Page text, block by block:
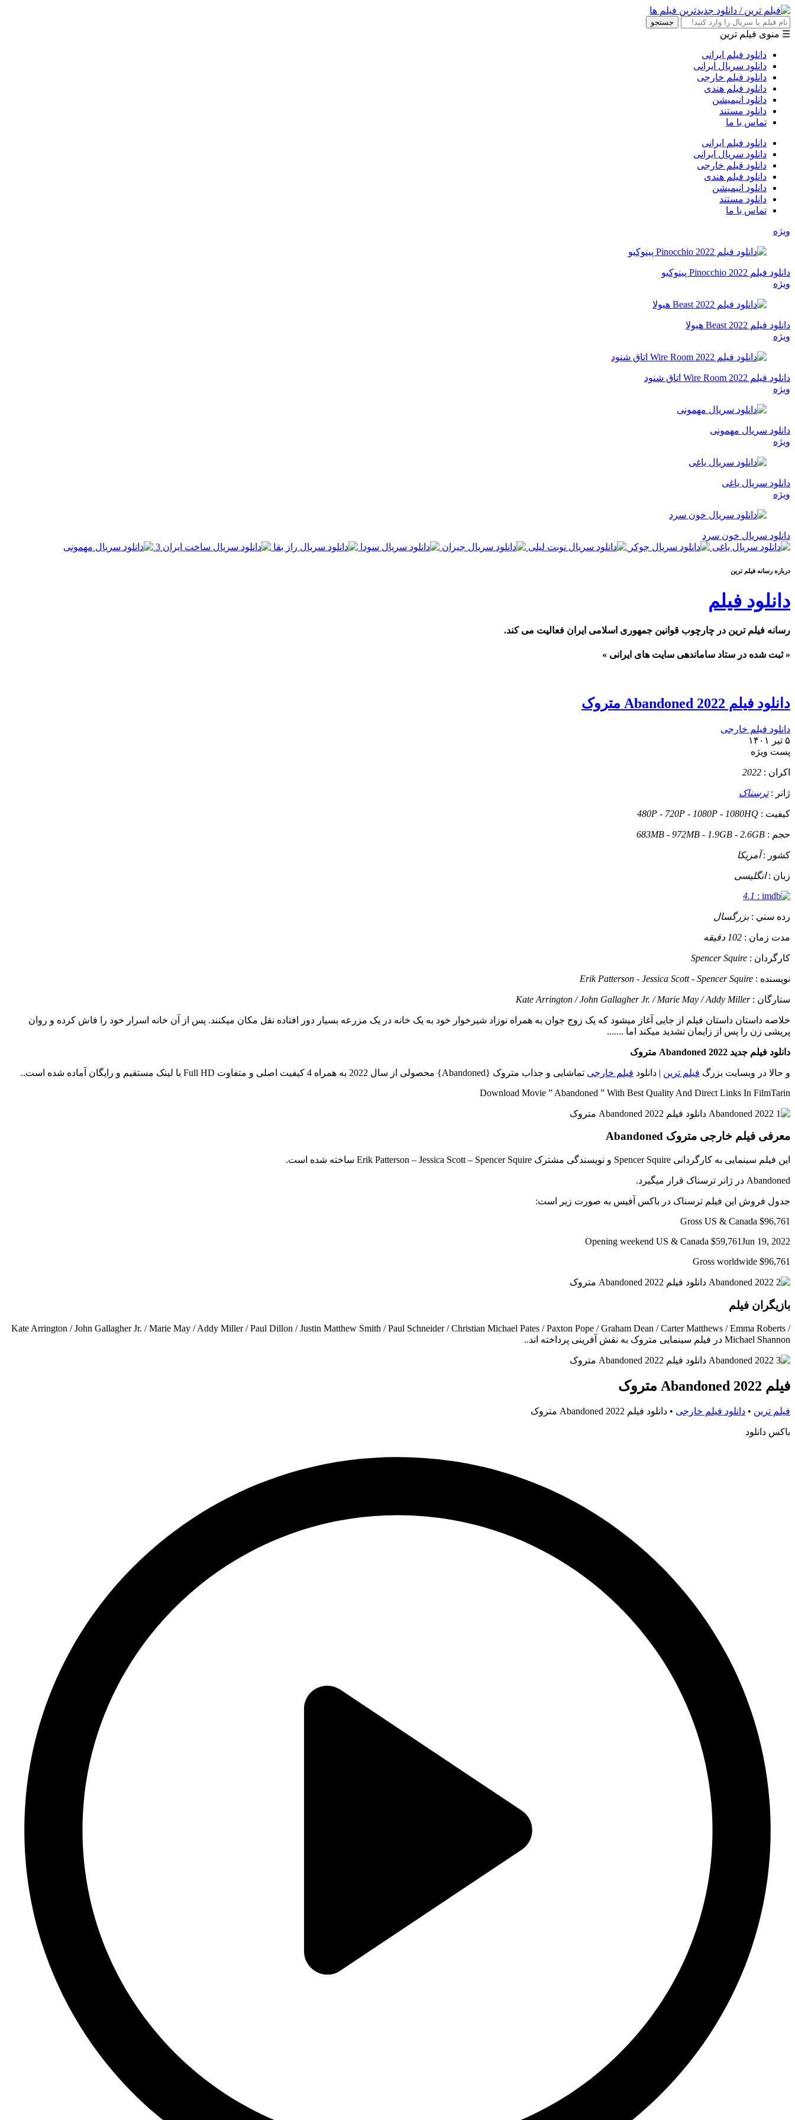
جستجو
☰ منوی فیلم ترین
دانلود فیلم ایرانی
دانلود سریال ایرانی
دانلود فیلم خارجی
دانلود فیلم هندی
دانلود انیمیشن
دانلود مستند
تماس با ما
دانلود فیلم ایرانی
دانلود سریال ایرانی
دانلود فیلم خارجی
دانلود فیلم هندی
دانلود انیمیشن
دانلود مستند
تماس با ما
ویژه
دانلود فیلم Pinocchio 2022 پینوکیو
ویژه
دانلود فیلم Beast 2022 هیولا
ویژه
دانلود فیلم Wire Room 2022 اتاق شنود
ویژه
دانلود سریال مهمونی
ویژه
دانلود سریال یاغی
ویژه
دانلود سریال خون سرد
درباره رسانه فيلم ترين
دانلود فیلم
رسانه فیلم ترین در چارچوب قوانین جمهوری اسلامی ایران فعالیت می کند.
« ثبت شده در ستاد ساماندهی سایت های ایرانی »
دانلود فیلم Abandoned 2022 متروک
دانلود فیلم خارجی
۵ تیر ۱۴۰۱
پست ويژه
اکران : 2022
ژانر :ترسناک
کيفيت : 480P - 720P - 1080P - 1080HQ
حجم : 683MB - 972MB - 1.9GB - 2.6GB
کشور :آمریکا
زبان :انگلیسی
:
4.1
رده سني :بزرگسال
مدت زمان : 102 دقیقه
کارگردان : Spencer Squire
نويسنده : Erik Patterson - Jessica Scott - Spencer Squire
ستارگان :Kate Arrington / John Gallagher Jr. / Marie May / Addy Miller
خلاصه داستان داستان فیلم از جایی آغاز میشود که یک زوج جوان به همراه نوزاد شیرخوار خود به یک خانه در یک مزرعه بسیار دور افتاده نقل مکان میکنند. پس از آن خانه اسرار خود را فاش کرده و روان
پریشی زن را پس از زایمان تشدید میکند اما .......
دانلود فیلم جدید Abandoned 2022 متروک
و حالا در وبسایت بزرگ فیلم ترین | دانلود فیلم خارجی تماشایی و جذاب متروک {Abandoned} محصولی از سال 2022 به همراه 4 کیفیت اصلی و متفاوت Full HD با لینک مستقیم و رایگان آماده شده است..
Download Movie ” Abandoned ” With Best Quality And Direct Links In FilmTarin
معرفی فیلم خارجی متروک Abandoned
این فیلم سینمایی به کارگردانی Spencer Squire و نویسندگی مشترک Erik Patterson – Jessica Scott – Spencer Squire ساخته شده است.
Abandoned در ژانر ترسناک قرار میگیرد.
جدول فروش این فیلم ترسناک در باکس آفیس به صورت زیر است:
Gross US & Canada $96,761
Opening weekend US & Canada $59,761Jun 19, 2022
Gross worldwide $96,761
بازیگران فیلم
Kate Arrington / John Gallagher Jr. / Marie May / Addy Miller / Paul Dillon / Justin Matthew Smith / Paul Schneider / Christian Michael Pates / Paxton Pope / Graham Dean / Carter Matthews / Emma Roberts /
Michael Shannon در فیلم سینمایی متروک به نقش آفرینی پرداخته اند..
فیلم Abandoned 2022 متروک
فیلم ترین • دانلود فیلم خارجی • دانلود فیلم Abandoned 2022 متروک
باکس دانلود